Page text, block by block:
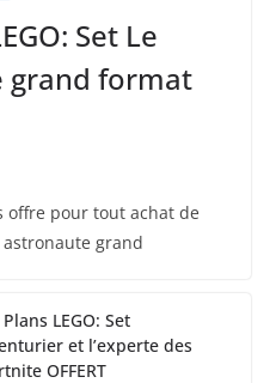
Set Le
grand format
offre pour tout achat de
grand
LEGO: Set
et l’experte des
OFFERT